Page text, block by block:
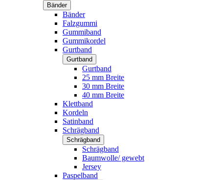
Bänder
Bänder
Falzgummi
Gummiband
Gummikordel
Gurtband
Gurtband
Gurtband
25 mm Breite
30 mm Breite
40 mm Breite
Klettband
Kordeln
Satinband
Schrägband
Schrägband
Schrägband
Baumwolle/ gewebt
Jersey
Paspelband